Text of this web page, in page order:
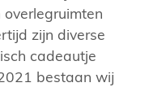
zijn diverse
cadeautje
bestaan wij